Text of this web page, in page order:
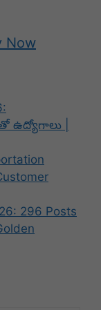
Now
ఉద్యోగాలు |
296 Posts